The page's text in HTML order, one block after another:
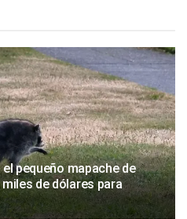
el pequeño mapache de
de dólares para